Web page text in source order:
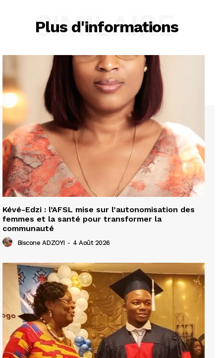
Plus d'informations
SIMILAIRE
Kévé-Edzi : l’AFSL mise sur l’autonomisation des
femmes et la santé pour transformer la
communauté
Biscone ADZOYI - 4 Août 2026